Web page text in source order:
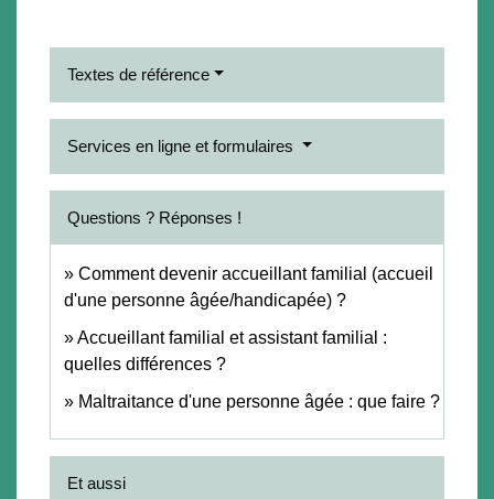
Textes de référence
Services en ligne et formulaires
Questions ? Réponses !
Comment devenir accueillant familial (accueil
d'une personne âgée/handicapée) ?
Accueillant familial et assistant familial :
quelles différences ?
Maltraitance d'une personne âgée : que faire ?
Et aussi